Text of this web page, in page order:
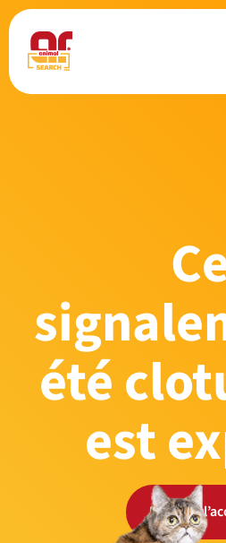
été
est
Retour à